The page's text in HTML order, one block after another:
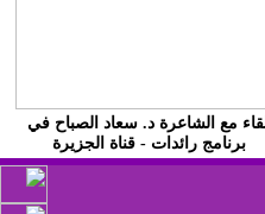
مع الشاعرة د. سعاد الصباح في
برنامج رائدات - قناة الجزيرة